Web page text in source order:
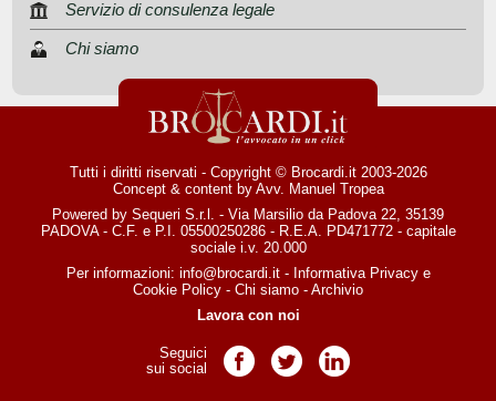
Servizio di consulenza legale
Chi siamo
Tutti i diritti riservati - Copyright © Brocardi.it 2003-2026
Concept & content by Avv. Manuel Tropea
Powered by Sequeri S.r.l. - Via Marsilio da Padova 22, 35139
PADOVA - C.F. e P.I. 05500250286 - R.E.A. PD471772 - capitale
sociale i.v. 20.000
Per informazioni: info@brocardi.it- Informativa Privacye
Cookie Policy - Chi siamo - Archivio
Lavora con noi
Seguici
sui social
Pagina Facebook
Pagina TwitterPagina LinkedIn